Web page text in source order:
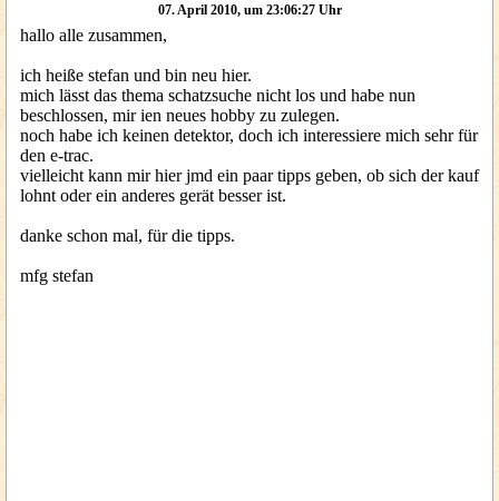
07. April 2010, um 23:06:27 Uhr
hallo alle zusammen,
ich heiße stefan und bin neu hier.
mich lässt das thema schatzsuche nicht los und habe nun
beschlossen, mir ien neues hobby zu zulegen.
noch habe ich keinen detektor, doch ich interessiere mich sehr für
den e-trac.
vielleicht kann mir hier jmd ein paar tipps geben, ob sich der kauf
lohnt oder ein anderes gerät besser ist.
danke schon mal, für die tipps.
mfg stefan